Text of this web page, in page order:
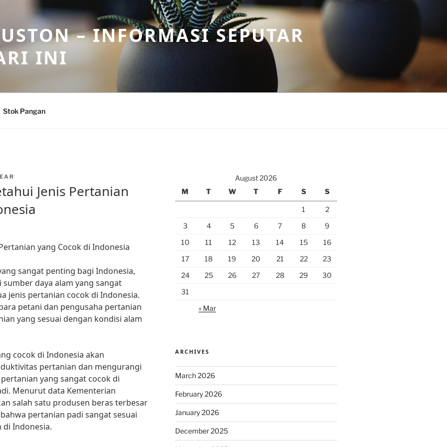
– INFORMASI SEPUTAR
INI
Stok Pangan
Jenis Pertanian
yang Cocok di Indonesia
sangat penting bagi Indonesia,
daya alam yang sangat
jenis pertanian cocok di Indonesia.
petani dan pengusaha pertanian
yang sesuai dengan kondisi alam
cocok di Indonesia akan
pertanian dan mengurangi
yang sangat cocok di
Menurut data Kementerian
salah satu produsen beras terbesar
pertanian padi sangat sesuai
di Indonesia.
August 2026
M
T W T F S S
1
2
3
4 5 6 7 8
9
10
11 12 13 14 15
16
17
18 19 20 21 22
23
24
25 26 27 28 29
30
31
« Mar
ARCHIVES
March 2026
February 2026
January 2026
December 2025